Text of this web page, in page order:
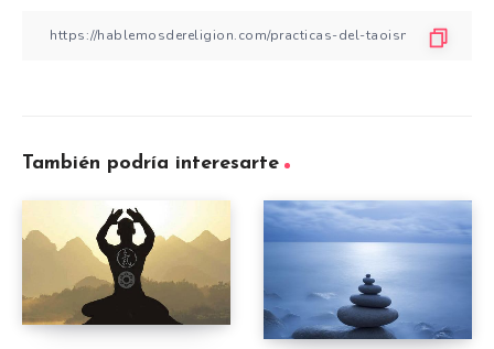
También podría interesarte